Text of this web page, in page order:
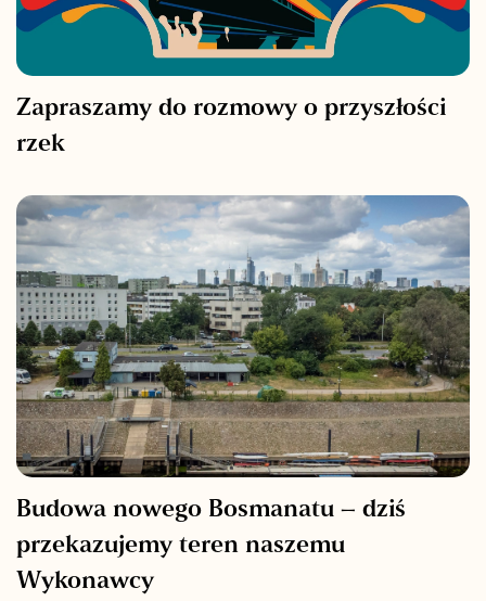
Zapraszamy do rozmowy o przyszłości
rzek
Budowa nowego Bosmanatu – dziś
przekazujemy teren naszemu
Wykonawcy